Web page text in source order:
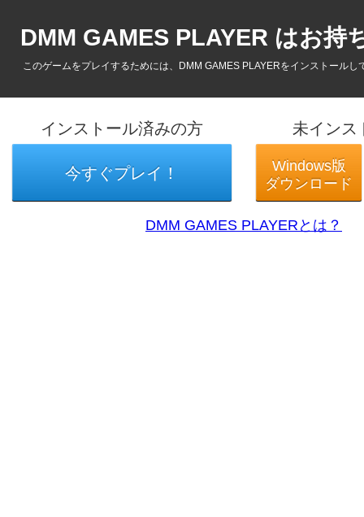
DMM GAMES PLAYER はお持
このゲームをプレイするためには、DMM GAMES PLAYERをインストールし
インストール済みの方
今すぐプレイ！
未インス
Windows版
ダウンロード
DMM GAMES PLAYERとは？